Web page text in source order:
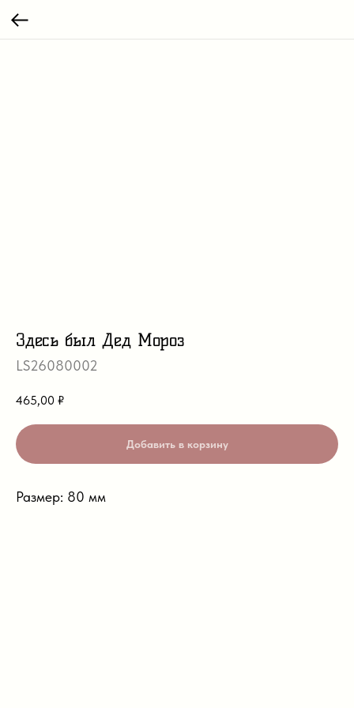
Здесь был Дед Мороз
LS26080002
465,00 ₽
Добавить в корзину
Размер: 80 мм